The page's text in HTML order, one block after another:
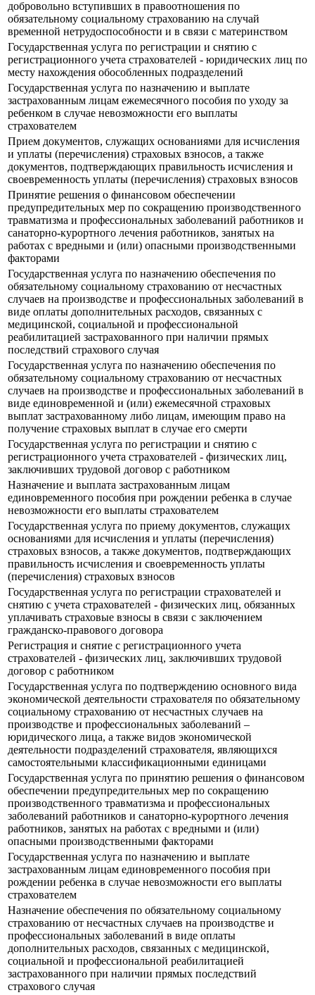
добровольно вступивших в правоотношения по
обязательному социальному страхованию на случай
временной нетрудоспособности и в связи с материнством
Государственная услуга по регистрации и снятию с
регистрационного учета страхователей - юридических лиц по
месту нахождения обособленных подразделений
Государственная услуга по назначению и выплате
застрахованным лицам ежемесячного пособия по уходу за
ребенком в случае невозможности его выплаты
страхователем
Прием документов, служащих основаниями для исчисления
и уплаты (перечисления) страховых взносов, а также
документов, подтверждающих правильность исчисления и
своевременность уплаты (перечисления) страховых взносов
Принятие решения о финансовом обеспечении
предупредительных мер по сокращению производственного
травматизма и профессиональных заболеваний работников и
санаторно-курортного лечения работников, занятых на
работах с вредными и (или) опасными производственными
факторами
Государственная услуга по назначению обеспечения по
обязательному социальному страхованию от несчастных
случаев на производстве и профессиональных заболеваний в
виде оплаты дополнительных расходов, связанных с
медицинской, социальной и профессиональной
реабилитацией застрахованного при наличии прямых
последствий страхового случая
Государственная услуга по назначению обеспечения по
обязательному социальному страхованию от несчастных
случаев на производстве и профессиональных заболеваний в
виде единовременной и (или) ежемесячной страховых
выплат застрахованному либо лицам, имеющим право на
получение страховых выплат в случае его смерти
Государственная услуга по регистрации и снятию с
регистрационного учета страхователей - физических лиц,
заключивших трудовой договор с работником
Назначение и выплата застрахованным лицам
единовременного пособия при рождении ребенка в случае
невозможности его выплаты страхователем
Государственная услуга по приему документов, служащих
основаниями для исчисления и уплаты (перечисления)
страховых взносов, а также документов, подтверждающих
правильность исчисления и своевременность уплаты
(перечисления) страховых взносов
Государственная услуга по регистрации страхователей и
снятию с учета страхователей - физических лиц, обязанных
уплачивать страховые взносы в связи с заключением
гражданско-правового договора
Регистрация и снятие с регистрационного учета
страхователей - физических лиц, заключивших трудовой
договор с работником
Государственная услуга по подтверждению основного вида
экономической деятельности страхователя по обязательному
социальному страхованию от несчастных случаев на
производстве и профессиональных заболеваний –
юридического лица, а также видов экономической
деятельности подразделений страхователя, являющихся
самостоятельными классификационными единицами
Государственная услуга по принятию решения о финансовом
обеспечении предупредительных мер по сокращению
производственного травматизма и профессиональных
заболеваний работников и санаторно-курортного лечения
работников, занятых на работах с вредными и (или)
опасными производственными факторами
Государственная услуга по назначению и выплате
застрахованным лицам единовременного пособия при
рождении ребенка в случае невозможности его выплаты
страхователем
Назначение обеспечения по обязательному социальному
страхованию от несчастных случаев на производстве и
профессиональных заболеваний в виде оплаты
дополнительных расходов, связанных с медицинской,
социальной и профессиональной реабилитацией
застрахованного при наличии прямых последствий
страхового случая